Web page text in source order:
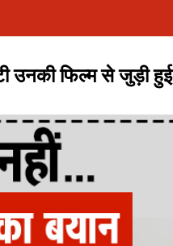
उनकी फिल्म से जुड़ी हुई